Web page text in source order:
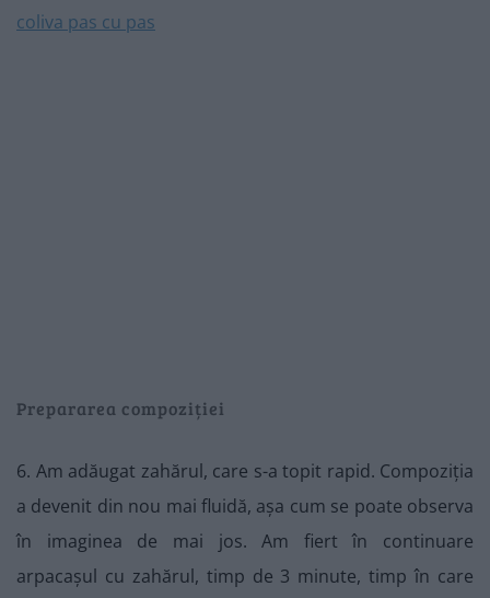
Prepararea compoziției
6. Am adăugat zahărul, care s-a topit rapid. Compoziția
a devenit din nou mai fluidă, așa cum se poate observa
în imaginea de mai jos. Am fiert în continuare
arpacașul cu zahărul, timp de 3 minute, timp în care